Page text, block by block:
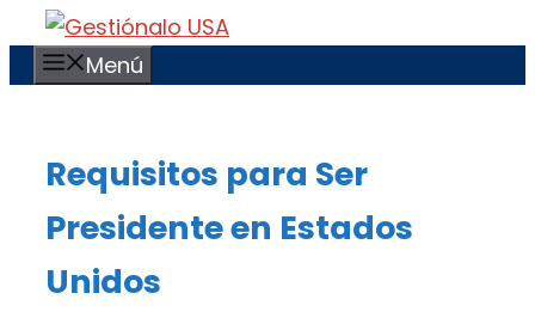
Saltar
Menú
Requisitos para Ser
Presidente en Estados
Unidos